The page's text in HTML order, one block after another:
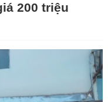
200 triệu